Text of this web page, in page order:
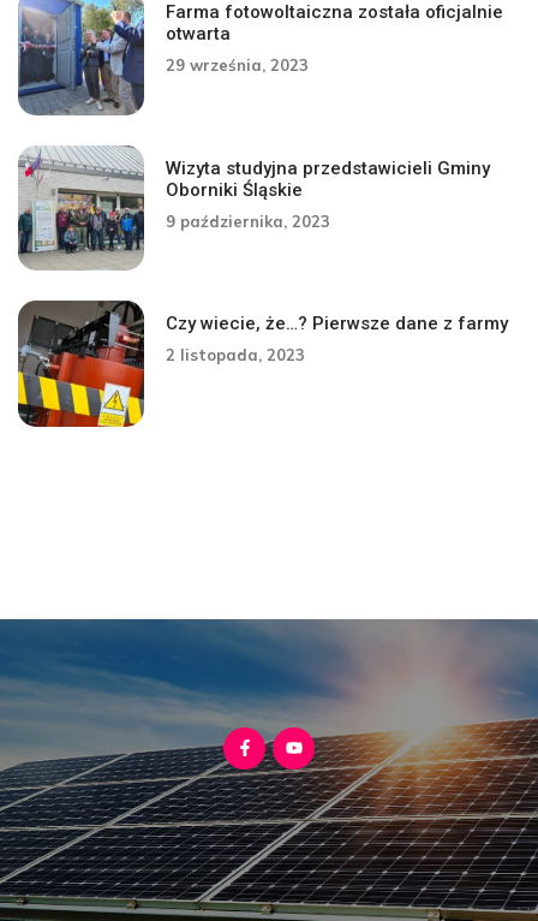
Farma fotowoltaiczna została oficjalnie
otwarta
29 września, 2023
Wizyta studyjna przedstawicieli Gminy
Oborniki Śląskie
9 października, 2023
Czy wiecie, że…? Pierwsze dane z farmy
2 listopada, 2023